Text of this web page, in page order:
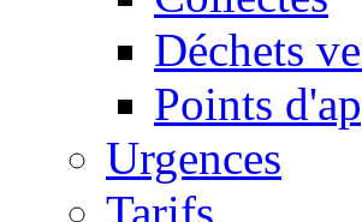
Déchets
Points
Urgences
Tarifs